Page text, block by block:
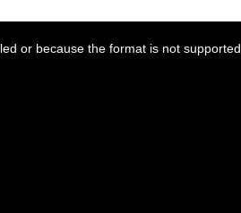
or because the format is not supported.